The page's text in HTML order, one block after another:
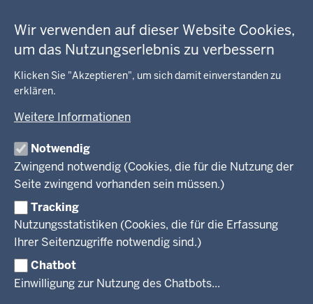
Wir verwenden auf dieser Website Cookies,
um das Nutzungserlebnis zu verbessern
Klicken Sie "Akzeptieren", um sich damit einverstanden zu
erklären.
Weitere Informationen
Notwendig
Zwingend notwendig (Cookies, die für die Nutzung der
Seite zwingend vorhanden sein müssen.)
Tracking
Nutzungsstatistiken (Cookies, die für die Erfassung
Ihrer Seitenzugriffe notwendig sind.)
Chatbot
Einwilligung zur Nutzung des Chatbots...
Fußzeile
Gesundheit und Soziales
Kommunales, Planung, Bauen und Verkehr
Ordnung und Sicherheit
Schule und Bildung
Wirtschaft und Kultur
GEOBASIS NRW
Ausbildung und Karriere
Geodaten-Anwendungen
Neues
Produkte und Dienste
TIM-online
Webdienste
Amtsblatt
Behördenleitung
Leitbild
Personalvertretung
Regierungsbezirk
Reisekostenstelle
Veranstaltungen
Stellenangebote
Stellenangebote Schule
Praktikum
Referendariate
Bewerbung
Vormerkstelle NRW
PRESSE
Mediathek
Newsletter
Pressekontakt
Pressemitteilungen
Publikationen
VERFAHREN UND BEKANNTMACHUNGEN
Bekanntmachungen
Legionellen
Luftreinhaltepläne
Verfahrensübersichten
Überwachung umweltrelevanter Anlagen
Facebook
Instagram
LinkedIn
© 2026 Bezirksregierung Köln